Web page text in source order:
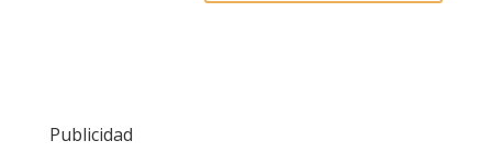
Publicidad